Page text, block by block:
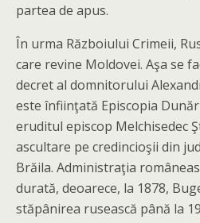
partea de apus.
În urma Războiului Crimeii,
care revine Moldovei. Aşa se
decret al domnitorului
este înfiinţată Episcopia
eruditul episcop Melchisedec
ascultare pe credincioşii din
Brăila. Administraţia
durată, deoarece, la 1878,
stăpânirea rusească până la